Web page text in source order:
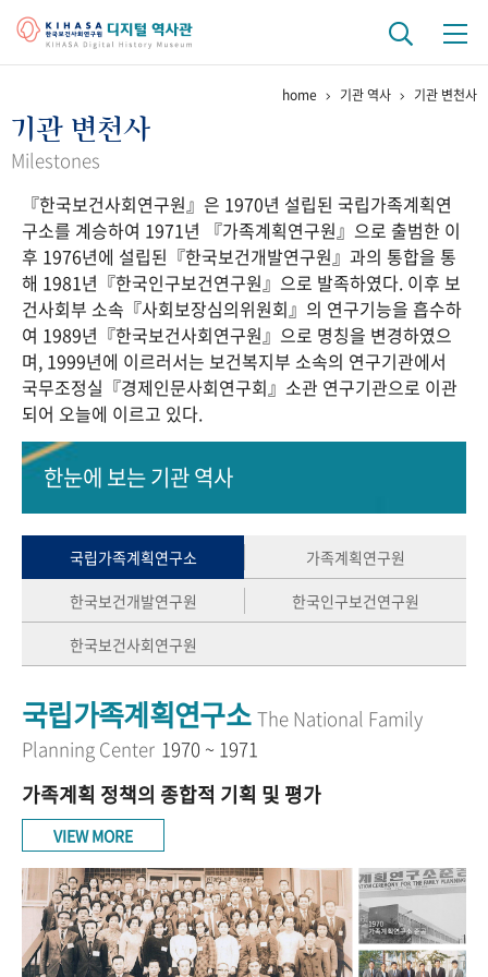
걸어온 길 기관 변천사
연구 역사
정책과 연구 키워드로 보는 연구 역사
연구자들
간행물 변천사
기록물 아카이브
사진 아카이브 문서 기록물 행정박물 영상 기록물
50+1 주년 기념
세계와 함께 한 KIHASA
VR 역사관
home 기관 역사 기관 변천사
기관 변천사
Milestones
『한국보건사회연구원』은 1970년 설립된 국립가족계획연
구소를 계승하여 1971년 『가족계획연구원』으로 출범한 이
후 1976년에 설립된『한국보건개발연구원』과의 통합을 통
해 1981년『한국인구보건연구원』으로 발족하였다. 이후 보
건사회부 소속『사회보장심의위원회』의 연구기능을 흡수하
여 1989년『한국보건사회연구원』으로 명칭을 변경하였으
며, 1999년에 이르러서는 보건복지부 소속의 연구기관에서
국무조정실『경제인문사회연구회』소관 연구기관으로 이관
되어 오늘에 이르고 있다.
한눈에 보는기관 역사
국립가족계획연구소
가족계획연구원
한국보건개발연구원
한국인구보건연구원
한국보건사회연구원
국립가족계획연구소 The National Family
Planning Center 1970 ~ 1971
가족계획 정책의 종합적 기획 및 평가
VIEW MORE